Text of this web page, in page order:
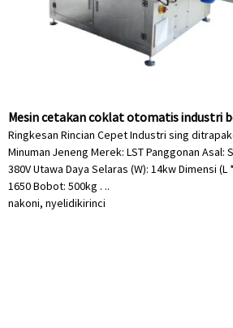
Mesin cetakan coklat otomatis industri
Ringkesan Rincian Cepet Industri sing
Minuman Jeneng Merek: LST Panggonan Asal:
380V Utawa Daya Selaras (W): 14kw Dimensi (L
1650 Bobot: 500kg . ..
nakoni, nyelidikirinci